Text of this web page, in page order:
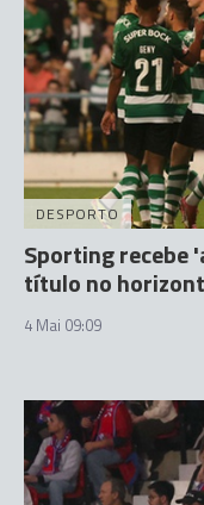
DESPORTO
Sporting recebe
título no
4 Mai 09:09